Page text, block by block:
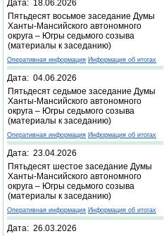
Дата: 18.06.2026
Пятьдесят восьмое заседание Думы
Ханты-Мансийского автономного
округа – Югры седьмого созыва
(материалы к заседанию)
Оперативная информация Информация об итогах
Дата: 04.06.2026
Пятьдесят седьмое заседание Думы
Ханты-Мансийского автономного
округа – Югры седьмого созыва
(материалы к заседанию)
Оперативная информация Информация об итогах
Дата: 23.04.2026
Пятьдесят шестое заседание Думы
Ханты-Мансийского автономного
округа – Югры седьмого созыва
(материалы к заседанию)
Оперативная информация Информация об итогах
Дата: 26.03.2026